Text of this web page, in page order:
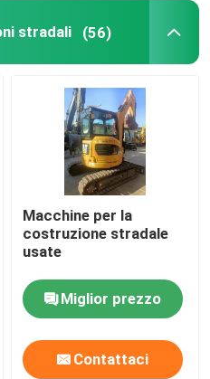
usati
stradali (56)
Macchine per la
costruzione stradale
usate
Miglior prezzo
Contattaci